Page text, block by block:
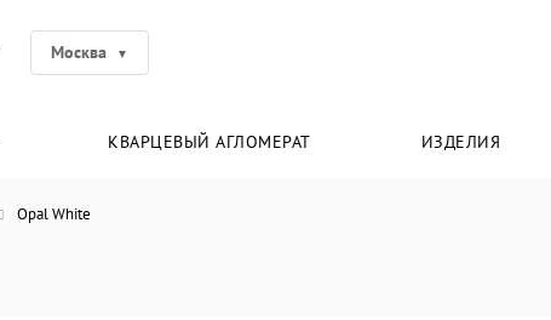
Москва
КВАРЦЕВЫЙ АГЛОМЕРАТ ИЗДЕЛИЯ
Opal White